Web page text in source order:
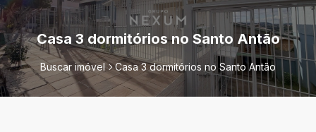
Casa 3 dormitórios no Santo Antão
Buscar imóvel Casa 3 dormitórios no Santo Antão